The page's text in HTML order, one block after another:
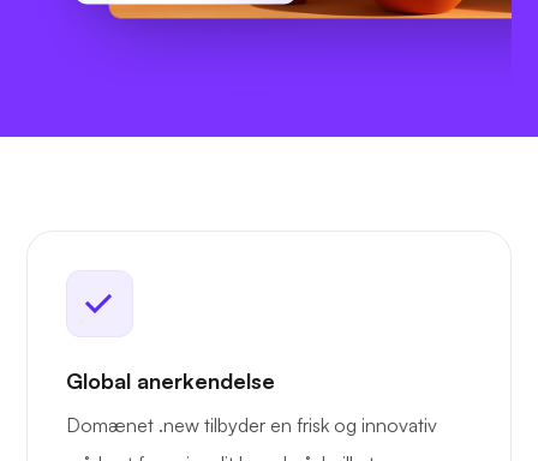
Global anerkendelse
Domænet .new tilbyder en frisk og innovativ